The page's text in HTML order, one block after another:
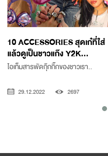
10 ACCESSORIES สุดเก๋ที่ใส่
แล้วดูเป็นชาวแก๊ง Y2K...
ไอเท็มสารพัดกุ๊กกิ๊กของชาวเรา..
29.12.2022 2697